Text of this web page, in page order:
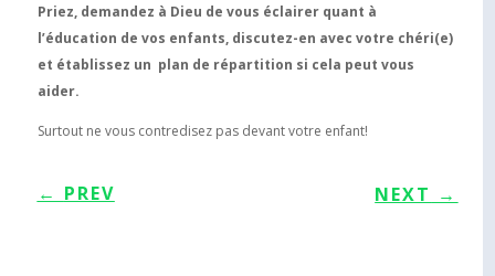
Priez, demandez à Dieu de vous éclairer quant à
l’éducation de vos enfants, discutez-en avec votre chéri(e)
et établissez un plan de répartition si cela peut vous
aider.
Surtout ne vous contredisez pas devant votre enfant!
← PREV NEXT →